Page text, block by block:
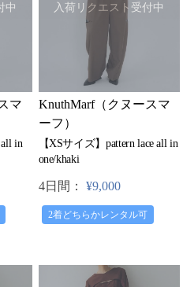
中
マ
all in
入荷リクエスト受付中
KnuthMarf（クヌースマ
ーフ）
【XSサイズ】pattern lace all in
one/khaki
4日間： ¥9,000
2着どちらかレンタル可